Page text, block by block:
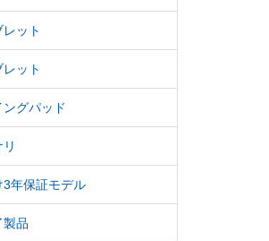
ット
ット
ングパッド
3年保証モデル
製品